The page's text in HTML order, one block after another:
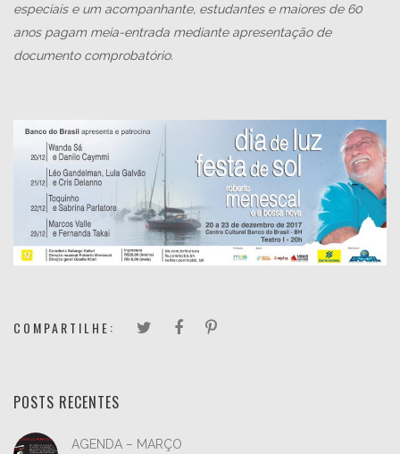
especiais e um acompanhante, estudantes e maiores de 60
anos pagam meia-entrada mediante apresentação de
documento comprobatório.
COMPARTILHE:
POSTS RECENTES
AGENDA – MARÇO